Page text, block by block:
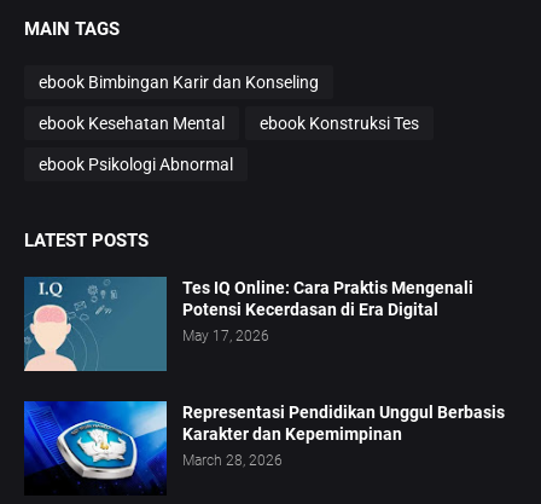
MAIN TAGS
ebook Bimbingan Karir dan Konseling
ebook Kesehatan Mental ebook Konstruksi Tes
ebook Psikologi Abnormal
LATEST POSTS
Tes IQ Online: Cara Praktis Mengenali
Potensi Kecerdasan di Era Digital
May 17, 2026
Representasi Pendidikan Unggul Berbasis
Karakter dan Kepemimpinan
March 28, 2026